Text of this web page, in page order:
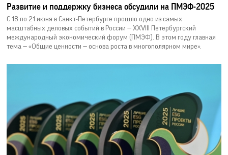
Развитие и поддержку бизнеса обсудили на ПМЭФ-2025
С 18 по 21 июня в Санкт-Петербурге прошло одно из самых
масштабных деловых событий в России — XXVIII Петербургский
международный экономический форум (ПМЭФ). В этом году главная
тема — «Общие ценности — основа роста в многополярном мире».